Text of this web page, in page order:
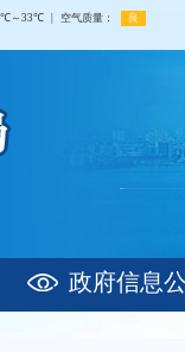
政府信息